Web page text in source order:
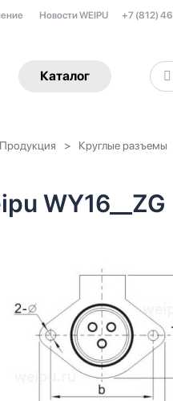
Новости WEIPU +7 (812)
Каталог
Продукция Круглые разъемы
WY16__ZG